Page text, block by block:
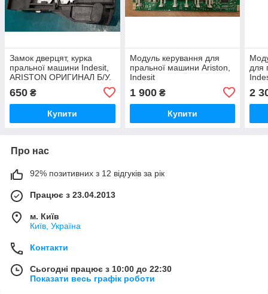
Замок дверцят, курка
пральної машини Indesit,
ARISTON ОРИГИНАЛ Б/У.
650 ₴
Купити
Модуль керування для
пральної машини Ariston,
Indesit
21009586903.00,30410282.00,
031497 Б/У
1 900₴
Купити
для
Б/У
2
Про нас
92% позитивних з 12 відгуків за рік
Працює з 23.04.2013
м. Київ
Київ, Україна
Контакти
Сьогодні працює з 10:00 до 22:30
Показати весь графік роботи